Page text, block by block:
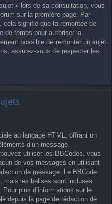
» lors de sa consultation, vous
sur la première page. Par
signifie que la remontée de
de temps pour autoriser la
possible de remonter un sujet
assurez-vous de respecter les
au langage HTML, offrant un
d’un message.
utiliser les BBCodes, vous
de vos messages en utilisant
de message. Le BBCode
mais les balises sont incluses
plus d’informations sur le
depuis la page de rédaction de